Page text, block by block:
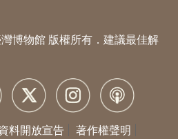
博物館 版權所有．建議最佳解
料開放宣告 著作權聲明